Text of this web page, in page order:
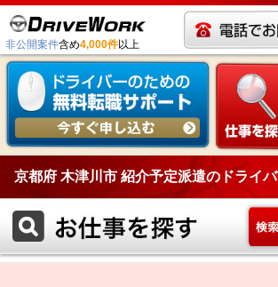
非公開案件含め4,000件以上
京都府 木津川市 紹介予定派遣のドライ